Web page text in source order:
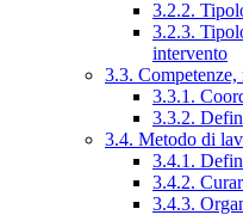
3.2.2.
3.2.3.
intervento
3.3.
3.3.1.
3.3.2.
3.4. Metodo di
3.4.1.
3.4.2.
3.4.3.